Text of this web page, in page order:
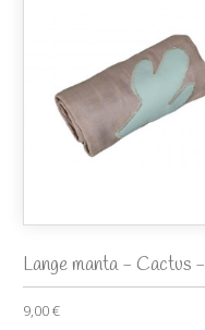
Lange manta - Cactus -
9,00 €